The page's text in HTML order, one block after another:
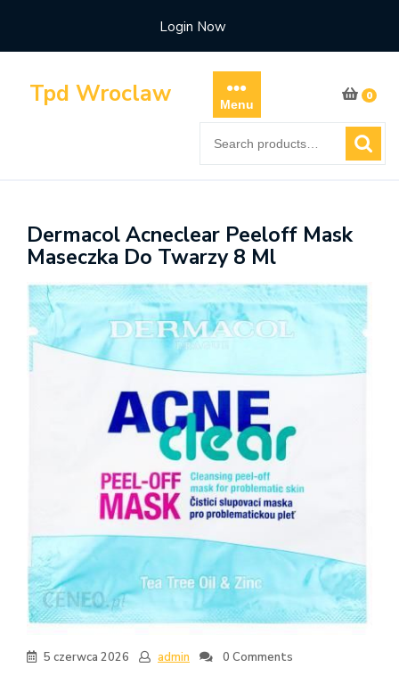
content
Login Now
Tpd Wroclaw Menu
0
for:
Dermacol Acneclear Peeloff Mask
Maseczka Do Twarzy 8 Ml
5 czerwca 2026 admin 0 Comments